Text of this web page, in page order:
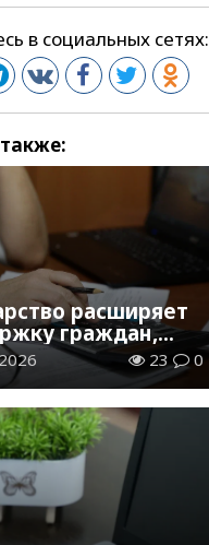
в социальных сетях:
расширяет
граждан,
в новые
для работы
23 0